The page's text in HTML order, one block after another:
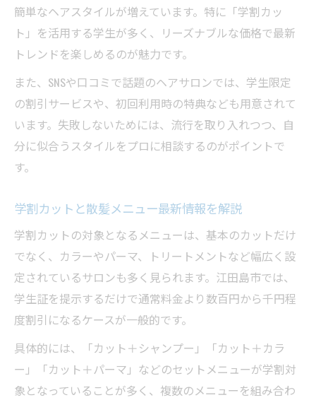
簡単なヘアスタイルが増えています。特に「学割カッ
ト」を活用する学生が多く、リーズナブルな価格で最新
トレンドを楽しめるのが魅力です。
また、SNSや口コミで話題のヘアサロンでは、学生限定
の割引サービスや、初回利用時の特典なども用意されて
います。失敗しないためには、流行を取り入れつつ、自
分に似合うスタイルをプロに相談するのがポイントで
す。
学割カットと散髪メニュー最新情報を解説
学割カットの対象となるメニューは、基本のカットだけ
でなく、カラーやパーマ、トリートメントなど幅広く設
定されているサロンも多く見られます。江田島市では、
学生証を提示するだけで通常料金より数百円から千円程
度割引になるケースが一般的です。
具体的には、「カット＋シャンプー」「カット＋カラ
ー」「カット＋パーマ」などのセットメニューが学割対
象となっていることが多く、複数のメニューを組み合わ